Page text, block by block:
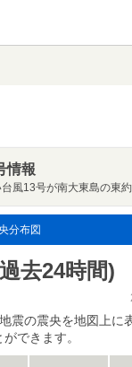
情報
風13号が南大東島の東
分布図
去24時間)
震の震央を地図上に
できます。